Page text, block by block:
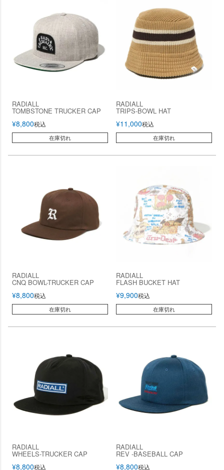
RADIALL
TOMBSTONE TRUCKER CAP
¥8,800税込
在庫切れ
RADIALL
TRIPS-BOWL HAT
¥11,000税込
在庫切れ
RADIALL
CNQ BOWL-TRUCKER CAP
¥8,800税込
在庫切れ
RADIALL
FLASH BUCKET HAT
¥9,900税込
在庫切れ
RADIALL
WHEELS-TRUCKER CAP
¥8,800税込
RADIALL
REV -BASEBALL CAP
¥8,800税込